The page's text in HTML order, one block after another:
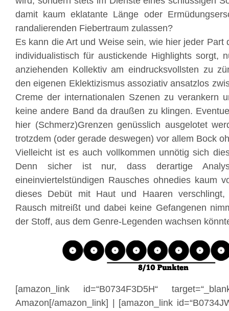
damit kaum eklatante Länge oder
randalierenden Fiebertraum zulassen?
Es kann die Art und Weise sein, wie hier jeder Part
individualistisch für austickende Highlights sorgt,
anziehenden Kollektiv am eindrucksvollsten zu
den eigenen Eklektizismus assoziativ ansatzlos
Creme der internationalen Szenen zu verankern
keine andere Band da draußen zu klingen.
hier (Schmerz)Grenzen genüsslich ausgelotet
trotzdem (oder gerade deswegen) vor allem Bock
Vielleicht ist es auch vollkommen unnötig sich
Denn sicher ist nur, dass derartige
eineinviertelstündigen Rausches ohnedies kaum
dieses Debüt mit Haut und Haaren
Rausch mitreißt und dabei keine Gefangenen
der Stoff, aus dem Genre-Legenden wachsen
[amazon_link id=“B0734F3D5H“
Amazon[/amazon_link] | [amazon_link